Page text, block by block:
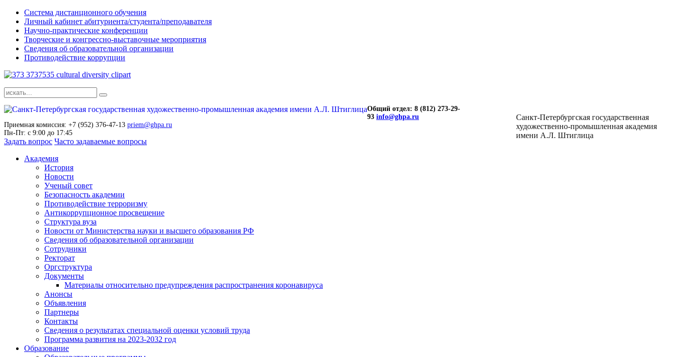
Система дистанционного обучения
Личный кабинет абитуриента/студента/преподавателя
Научно-практические конференции
Творческие и конгрессно-выставочные мероприятия
Сведения об образовательной организации
Противодействие коррупции
Санкт-Петербургская государственная
художественно-промышленная академия
имени А.Л. Штиглица
Общий отдел: 8 (812) 273-29-
93 info@ghpa.ru
Приемная комиссия: +7 (952) 376-47-13 priem@ghpa.ru
Пн-Пт: с 9:00 до 17:45
Задать вопрос Часто задаваемые вопросы
Академия
История
Новости
Ученый совет
Безопасность академии
Противодействие терроризму
Антикоррупционное просвещение
Структура вуза
Новости от Министерства науки и высшего образования РФ
Сведения об образовательной организации
Сотрудники
Ректорат
Оргструктура
Документы
Материалы относительно предупреждения распространения коронавируса
Анонсы
Объявления
Партнеры
Контакты
Сведения о результатах специальной оценки условий труда
Программа развития на 2023-2032 год
Образование